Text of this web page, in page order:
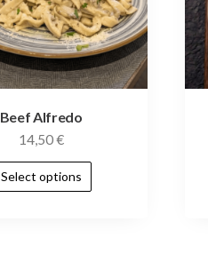
Beef Alfredo
14,50€
Select options